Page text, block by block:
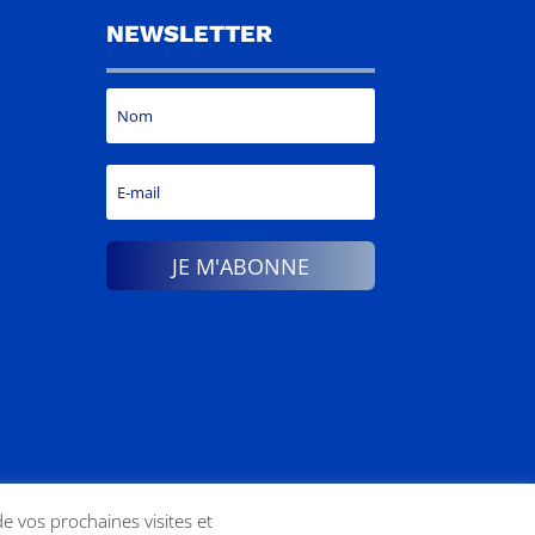
NEWSLETTER
JE M'ABONNE
vos prochaines visites et